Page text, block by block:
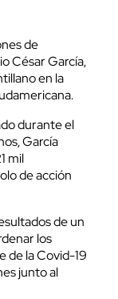
de
César García,
en la
durante el
García
mil
de acción
de un
los
de la Covid-19
junto al